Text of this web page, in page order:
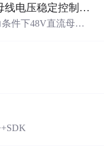
间歇性光伏出力下 48V 直流母线电压稳定控制及储能双向充放电闭环调控体系研究（Simulink仿真实现）
件下48V直流母线
双向DC-DC变换器
，结合光伏最大功
控制策略，确保在
维持母线电压稳
模型，验证了控制策